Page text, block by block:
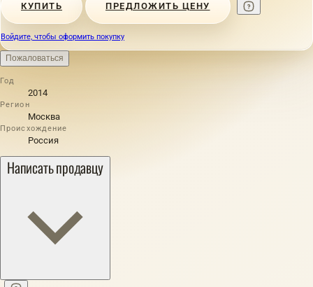
КУПИТЬ ПРЕДЛОЖИТЬ ЦЕНУ
Войдите, чтобы оформить покупку
Пожаловаться
Год
2014
Регион
Москва
Происхождение
Россия
Написать продавцу